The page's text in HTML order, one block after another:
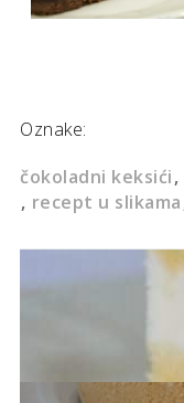
Oznake:
čokoladni keksići
recept u slikama